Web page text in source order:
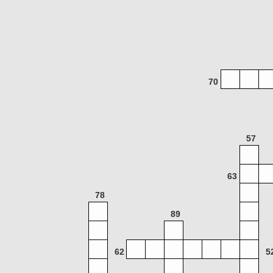
70
57
63
78
89
62